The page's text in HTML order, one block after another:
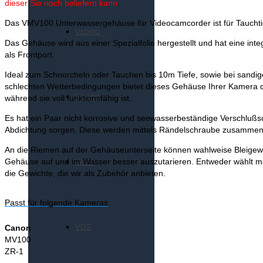
U-AX
U-AXP100
V1000
V2000
VAF1
VDS
dieser Sie noch beliefern kann
Das VMV100 Unterwassergehäuse für Videocamcorder ist für
Das Gehäuse wird aus einer Spezialfolie hergestellt und hat eine
als Frontport.
Ideal zum Schnorcheln oder Tauchen bis 10m Tiefe, sowie bei
schlechten Wetterbedingungen bietet dieses Gehäuse Ihrer Kamera
während sie voll funktionsfähig ist.
Es hat ein Paar nicht korrosive und seewasserbeständige
Abdichtung sorgen.
Diese werden mittels Rändelschraube
An die Riemen auf der Gehäuseunterseite können wahlweise
Gehäuse auf und im Wasser besser auszutarieren. Entweder wählt
die Gewichte, die wir als Zubehör anbieten.
Passt für folgende Kameras
Canon
MV100
ZR-1